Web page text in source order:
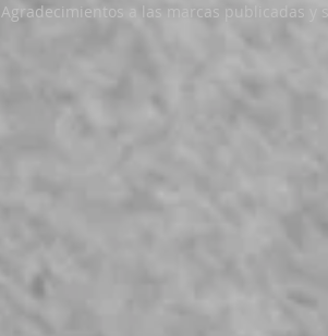
Agradecimientos a las marcas publicadas y